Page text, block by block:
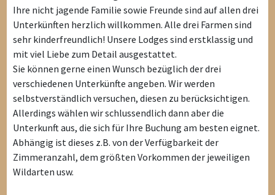
Ihre nicht jagende Familie sowie Freunde sind auf allen drei
Unterkünften herzlich willkommen. Alle drei Farmen sind
sehr kinderfreundlich! Unsere Lodges sind erstklassig und
mit viel Liebe zum Detail ausgestattet.
Sie können gerne einen Wunsch bezüglich der drei
verschiedenen Unterkünfte angeben. Wir werden
selbstverständlich versuchen, diesen zu berücksichtigen.
Allerdings wählen wir schlussendlich dann aber die
Unterkunft aus, die sich für Ihre Buchung am besten eignet.
Abhängig ist dieses z.B. von der Verfügbarkeit der
Zimmeranzahl, dem größten Vorkommen der jeweiligen
Wildarten usw.